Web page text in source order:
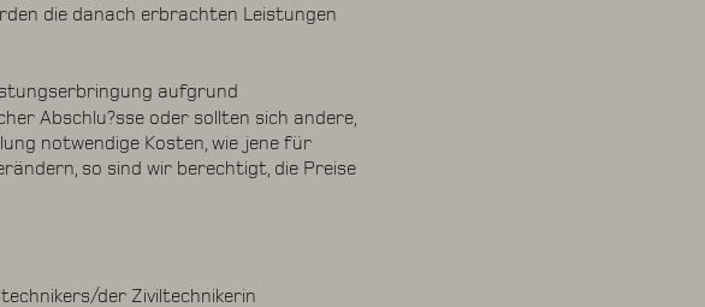
die danach erbrachten Leistungen
aufgrund
Abschlu?sse oder sollten sich andere,
notwendige Kosten, wie jene für
so sind wir berechtigt, die Preise
der Ziviltechnikerin